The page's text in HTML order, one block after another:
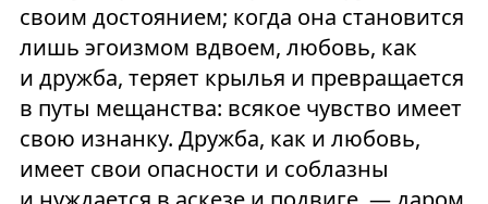
своим достоянием; когда она становится
лишь эгоизмом вдвоем, любовь, как
и дружба, теряет крылья и превращается
в путы мещанства: всякое чувство имеет
свою изнанку. Дружба, как и любовь,
имеет свои опасности и соблазны